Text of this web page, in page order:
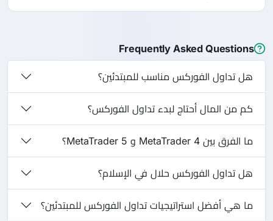
Frequently Asked Questions
هل تداول الفوركس مناسب للمبتدئين؟
كم من المال أحتاج لبدء تداول الفوركس؟
ما الفرق بين MetaTrader 4 و MetaTrader 5؟
هل تداول الفوركس حلال في الإسلام؟
ما هي أفضل استراتيجيات تداول الفوركس للمبتدئين؟